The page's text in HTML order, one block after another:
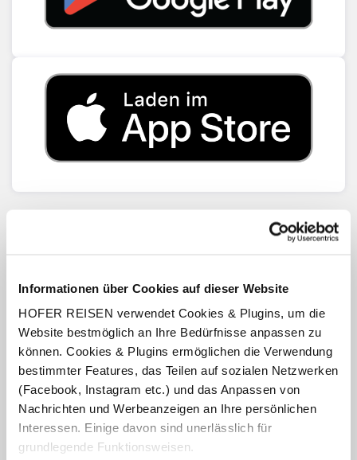
Informationen über Cookies auf dieser Website
HOFER REISEN verwendet Cookies & Plugins, um die
Website bestmöglich an Ihre Bedürfnisse anpassen zu
können. Cookies & Plugins ermöglichen die Verwendung
bestimmter Features, das Teilen auf sozialen Netzwerken
(Facebook, Instagram etc.) und das Anpassen von
Nachrichten und Werbeanzeigen an Ihre persönlichen
Interessen. Einige davon sind unerlässlich für
grundlegende Funktionsweisen.
Einsatzzentrale mit gleichzeitig generierter Notfall-SMS
(Name, Koordinaten, Polizze und Telefonnummer) zur
Datenverbindung
Alle Reisen und Urlaube übersichtlich in der Europäische-
App
Ihre Versicherungspolizze mit QR-Code am Handy
Schadenmeldung per App einreichen
Reisedoc kontaktieren und innerhalb von 30 Minuten
medizinische Beratung erhalten